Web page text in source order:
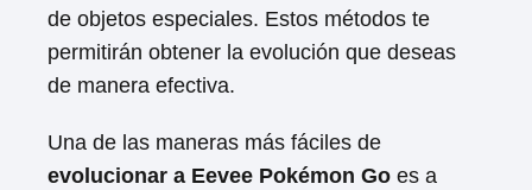
de objetos especiales. Estos métodos te
permitirán obtener la evolución que deseas
de manera efectiva.
Una de las maneras más fáciles de
evolucionar a Eevee Pokémon Go es a